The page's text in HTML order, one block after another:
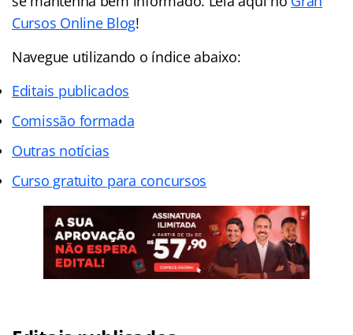
Cursos Online Blog!
Navegue utilizando o índiceabaixo:
Editais publicados
Comissão formada
Outras notícias
Curso gratuito para concursos